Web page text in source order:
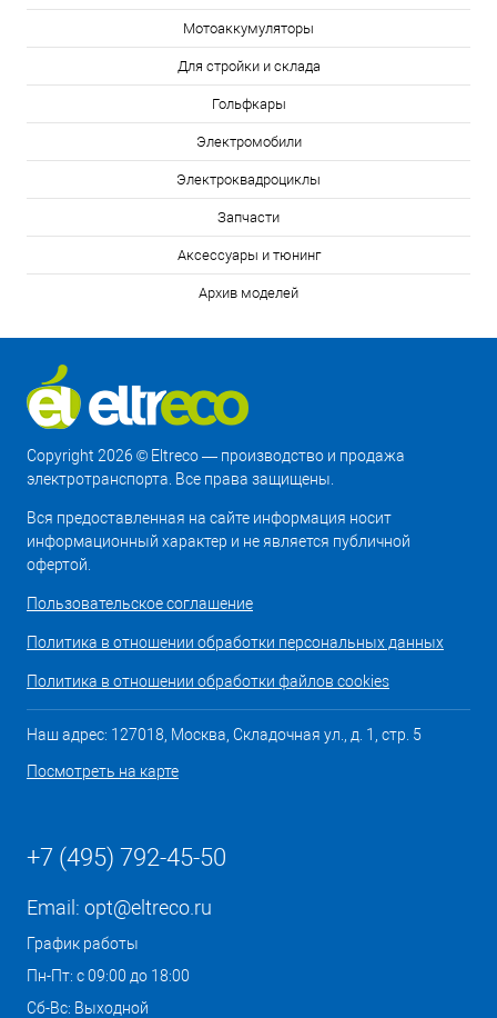
Мотоаккумуляторы
Для стройки и склада
Гольфкары
Электромобили
Электроквадроциклы
Запчасти
Аксессуары и тюнинг
Архив моделей
Copyright 2026 © Eltreco — производство и продажа
электротранспорта. Все права защищены.
Вся предоставленная на сайте информация носит
информационный характер и не является публичной
офертой.
Пользовательское соглашение
Политика в отношении обработки персональных данных
Политика в отношении обработки файлов cookies
Наш адрес: 127018, Москва, Складочная ул., д. 1, стр. 5
Посмотреть на карте
+7 (495) 792-45-50
Email: opt@eltreco.ru
График работы
Пн-Пт: с 09:00 до 18:00
Сб-Вс: Выходной